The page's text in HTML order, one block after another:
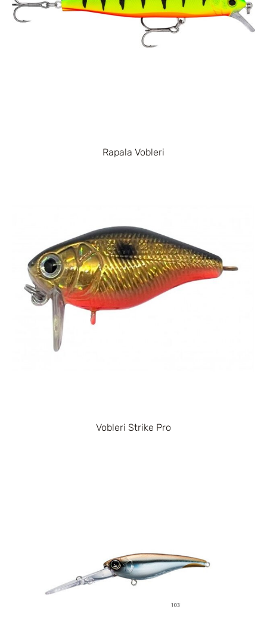
Rapala Vobleri
Vobleri Strike Pro